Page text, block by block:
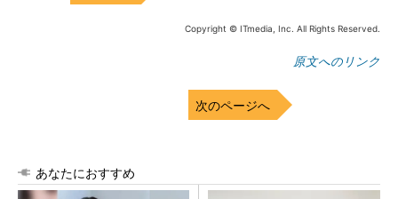
Copyright © ITmedia, Inc. All Rights Reserved.
原文へのリンク
次のページへ
あなたにおすすめ